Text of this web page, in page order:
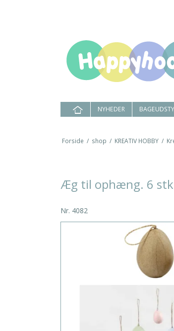
NYHEDER
Forside / shop / KREATIV HOBBY /
Æg til ophæng. 6
Nr. 4082